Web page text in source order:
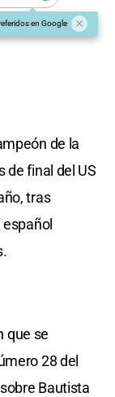
en Google
de la
de final del US
tras
que se
28 del
Bautista